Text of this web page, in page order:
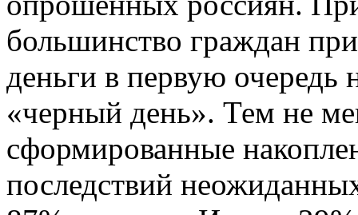
большинство граждан
деньги в первую очередь
«черный день». Тем не
сформированные
последствий